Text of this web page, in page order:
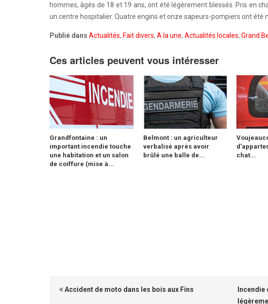
hommes, âgés de 18 et 19 ans, ont été légèrement blessés. Pris en
un centre hospitalier. Quatre engins et onze sapeurs-pompiers ont été
Publié dans Actualités, Fait divers, A la une, Actualités locales, Grand
Ces articles peuvent vous intéresser
Grandfontaine : un
important incendie touche
une habitation et un salon
de coiffure (mise à...
Belmont : un agriculteur
verbalisé après avoir
brûlé une balle de...
chat...
Accident de moto dans les bois aux Fins